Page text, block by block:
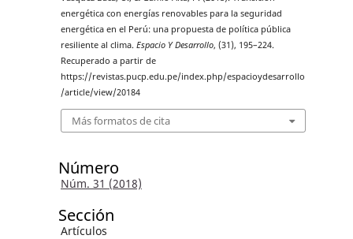
energética con energías renovables para la seguridad
energética en el Perú: una propuesta de política pública
resiliente al clima. Espacio Y Desarrollo, (31), 195–224.
Recuperado a partir de
https://revistas.pucp.edu.pe/index.php/espacioydesarrollo
/article/view/20184
Más formatos de cita
Número
Núm. 31 (2018)
Sección
Artículos